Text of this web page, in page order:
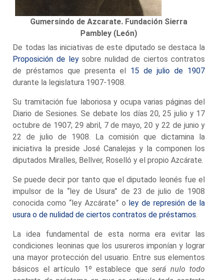
Gumersindo de Azcarate. Fundación Sierra
Pambley (León)
De todas las iniciativas de este diputado se destaca la
Proposición de leysobre nulidad de ciertos contratos
de préstamos que presenta el 15 de julio de 1907
durante la legislatura 1907-1908.
Su tramitación fue laboriosa y ocupa varias páginas del
Diario de Sesiones. Se debate los días 20, 25 julio y 17
octubre de 1907; 29 abril, 7 de mayo, 20 y 22 de junio y
22 de julio de 1908. La comisión que dictamina la
iniciativa la preside José Canalejas y la componen los
diputados Miralles, Bellver, Roselló y el propio Azcárate.
Se puede decir por tanto que el diputado leonés fue el
impulsor de la “ley de Usura” de 23 de julio de 1908
conocida como “ley Azcárate” o ley de represión de la
usura o de nulidad de ciertos contratos de préstamos
La idea fundamental de esta norma era evitar las
condiciones leoninas que los usureros imponían y lograr
una mayor protección del usuario. Entre sus elementos
básicos el artículo 1º establece queserá nulo todo